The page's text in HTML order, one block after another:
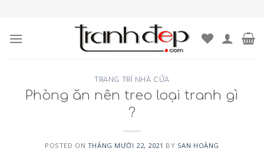
content
TRANG TRÍ NHÀ CỬA
Phòng ăn nên treo loại tranh gì
?
POSTED ON THÁNG MƯỜI 22, 2021 BY SAN HOÀNG